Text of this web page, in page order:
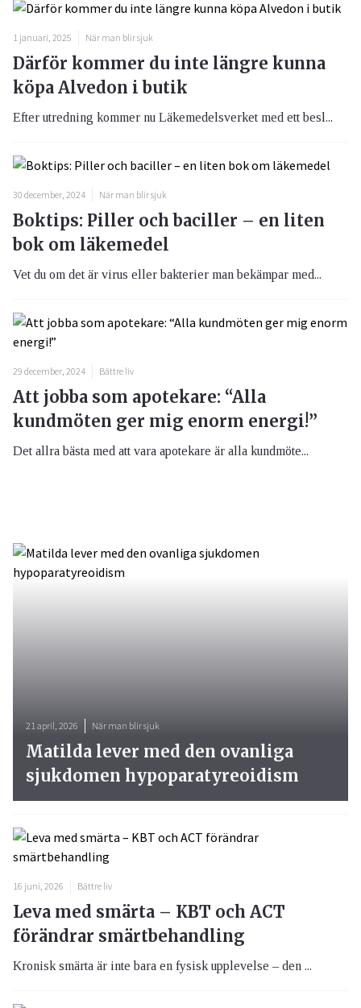
1 januari, 2025 När man blir sjuk
Därför kommer du inte längre kunna
köpa Alvedon i butik
Efter utredning kommer nu Läkemedelsverket med ett besl...
30 december, 2024 När man blir sjuk
Boktips: Piller och baciller – en liten
bok om läkemedel
Vet du om det är virus eller bakterier man bekämpar med...
29 december, 2024 Bättre liv
Att jobba som apotekare: “Alla
kundmöten ger mig enorm energi!”
Det allra bästa med att vara apotekare är alla kundmöte...
16 juni, 2026 Bättre liv
Leva med smärta – KBT och ACT
förändrar smärtbehandling
Kronisk smärta är inte bara en fysisk upplevelse – den ...
21 april, 2026 När man blir sjuk
Matilda lever med den ovanliga
sjukdomen hypoparatyreoidism